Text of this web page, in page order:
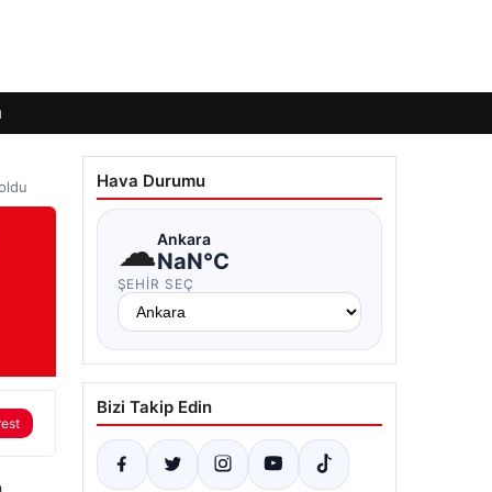
Hava Durumu
☁Ankara
NaN°C
ŞEHIR SEÇ
Bizi Takip Edin